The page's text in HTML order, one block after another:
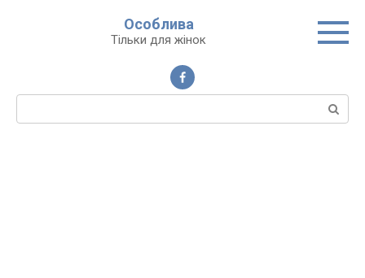
Особлива
Тільки для жінок
Пошук: